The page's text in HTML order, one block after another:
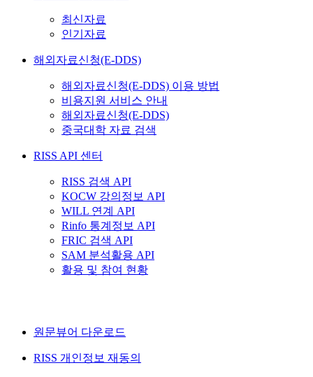
최신자료
인기자료
해외자료신청(E-DDS)
해외자료신청(E-DDS) 이용 방법
비용지원 서비스 안내
해외자료신청(E-DDS)
중국대학 자료 검색
RISS API 센터
RISS 검색 API
KOCW 강의정보 API
WILL 연계 API
Rinfo 통계정보 API
FRIC 검색 API
SAM 분석활용 API
활용 및 참여 현황
원문뷰어 다운로드
RISS 개인정보 재동의